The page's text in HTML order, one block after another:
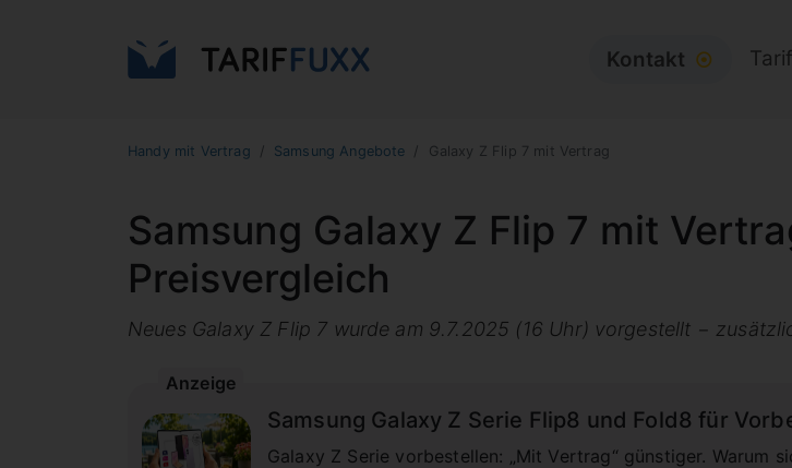
Kontakt ⦿
Handy mit Vertrag Samsung Angebote Galaxy Z Flip 7 mit Vertrag
Samsung Galaxy Z Flip 7 mit
Preisvergleich
Neues Galaxy Z Flip 7 wurde am 9.7.2025 (16 Uhr) vorgestellt −
Anzeige
Samsung Galaxy Z Serie Flip8 und Fold8 für
Galaxy Z Serie vorbestellen: „Mit Vertrag“ günstiger. Warum